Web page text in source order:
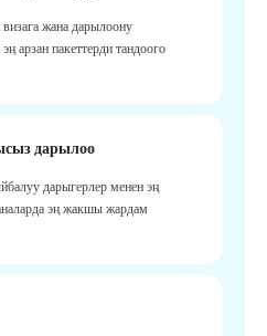
жана дарылоону
арзан пакеттерди тандоого
дарылоо
дарыгерлер менен эң
эң жакшы жардам